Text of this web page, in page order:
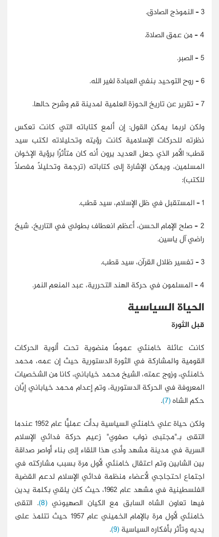
3 – النموذج الصادق.
4 – من عمق الصلاة.
5 – الصبر.
6 – روح التوحيد بنفي العبادة لغير الله.
7 – تقرير عن تاريخ الحوزة العلمية لمدينة قم وشرح حالها.
ولكن لربما يمكن القول: إن ألمع كتاباته التي كانت تعكس
نظرته للحركات الإسلامية كانت رؤيته وتحليلاته لكتب سيد
قطب؛ الأمر الذي جعل العديد يرون أنه كان متأثرًا برؤية الإخوان
المسلمين، ويمكن الإشارة إلى كتاباته (ترجمة وتحليلًا مفصلًا
للكتب):
1 – المستقبل في ظل الإسلام، سيد قطب.
2 – صلح الإمام الحسن، أعظم انعطاف بطولي في التاريخ، شيخ
راضي آل ياسين.
3 – تفسير ظلال القرآن، سيد قطب.
4 – المسلمون في حركة الهند التحررية، عبد المنعم النمر.
الحياة السياسية
قبل الثورة
كانت عائلة خامنئي عمومًا منضوية تحت ألوية الحركات
القومية والمشاركة في الثورة الدستورية حيث إن عمه، محمد
خامنئي، وزوج عمته، الشيخ محمد خياباني، كانا من الشخصيات
المعروفة في الحركة الدستورية، وتم إعدام محمد خياباني إبَّان
حكم الشاه(7)
.
ولكن حياة علي خامنئي السياسية بدأت عمليًّا عام 1952 عندما
التقى بـ"مجتبى نواب صفوي" زعيم حركة فدائي الإسلام
السرية في مدينة مشهد وأدى هذا اللقاء إلى بناء أواصر صداقة
بين الشابين وتم اعتقال خامنئي لأول مرة بسبب مشاركته في
اجتماع احتجاجي لأعضاء منظمة فدائي الإسلام لدعم القضية
الفلسطينية في مشهد عام 1962، حيث كان يلقي بكلمة يدين
فيها تعاون الشاه السابق مع الكيان الصهيوني (8) . التقى
خامنئي لأول مرة بالإمام الخميني عام 1957 حيث تتلمذ على
يديه وتأثر بأفكاره السياسية(9)
.